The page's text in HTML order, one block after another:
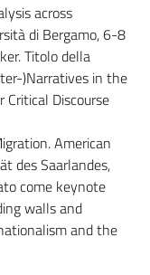
across
di Bergamo, 6-8
Titolo della
)Narratives in the
Critical Discourse
American
des Saarlandes,
come keynote
walls and
and the